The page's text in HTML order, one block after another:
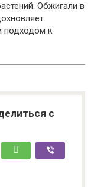
Обжигали в
подходом к
с